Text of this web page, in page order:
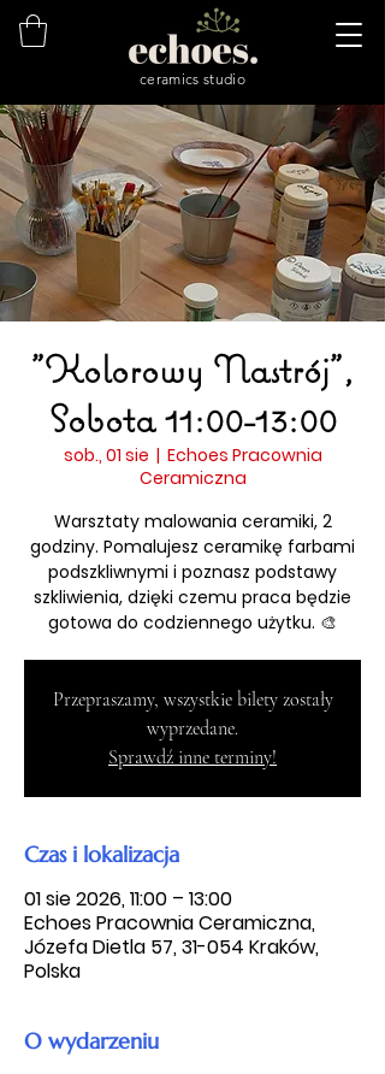
ceramics studio
"Kolorowy Nastrój",
Sobota 11:00-13:00
sob., 01 sie
  |
Echoes Pracownia
Ceramiczna
Warsztaty malowania ceramiki, 2
godziny. Pomalujesz ceramikę farbami
podszkliwnymi i poznasz podstawy
szkliwienia, dzięki czemu praca będzie
gotowa do codziennego użytku. 🎨
Przepraszamy, wszystkie bilety zostały
wyprzedane.
Sprawdź inne terminy!
Czas i lokalizacja
01 sie 2026, 11:00 – 13:00
Echoes Pracownia Ceramiczna,
Józefa Dietla 57, 31-054 Kraków,
Polska
O wydarzeniu